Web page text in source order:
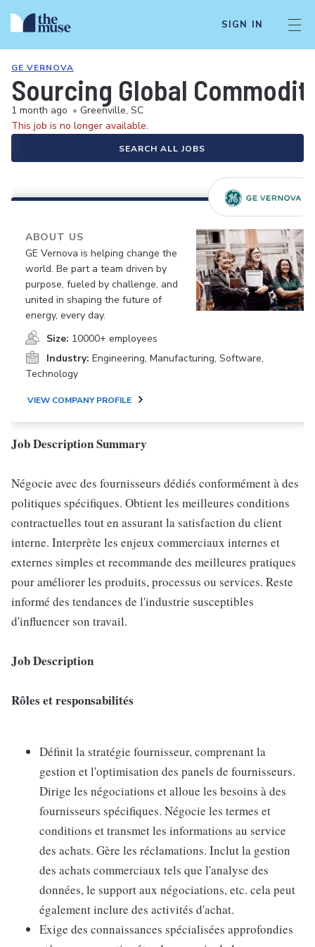
SIGN IN
GE VERNOVA
Sourcing Global
1 month ago • Greenville, SC
This job is no longer available.
SEARCH ALL JOBS
ABOUT US
GE Vernova is helping change the
world. Be part a team driven by
purpose, fueled by challenge, and
united in shaping the future of
energy, every day.
Size: 10000+ employees
Industry: Engineering, Manufacturing, Software,
Technology
VIEW COMPANY PROFILE
Job Description Summary
Négocie avec des fournisseurs dédiés conformément à des
politiques spécifiques. Obtient les meilleures conditions
contractuelles tout en assurant la satisfaction du client
interne. Interprète les enjeux commerciaux internes et
externes simples et recommande des meilleures pratiques
pour améliorer les produits, processus ou services. Reste
informé des tendances de l'industrie susceptibles
d'influencer son travail.
Job Description
Rôles et responsabilités
Définit la stratégie fournisseur, comprenant la
gestion et l'optimisation des panels de fournisseurs.
Dirige les négociations et alloue les besoins à des
fournisseurs spécifiques. Négocie les termes et
conditions et transmet les informations au service
des achats. Gère les réclamations. Inclut la gestion
des achats commerciaux tels que l'analyse des
données, le support aux négociations, etc. cela peut
également inclure des activités d'achat.
Exige des connaissances spécialisées approfondies